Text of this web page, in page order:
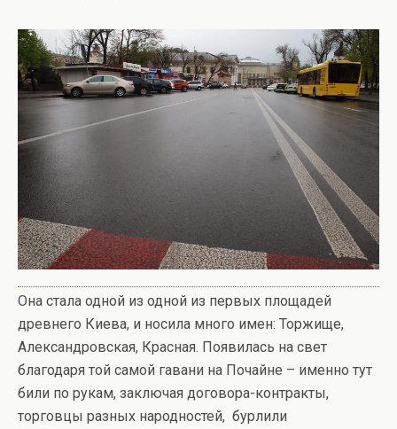
Она стала одной из одной из первых площадей
древнего Киева, и носила много имен: Торжище,
Александровская, Красная. Появилась на свет
благодаря той самой гавани на Почайне – именно тут
били по рукам, заключая договора-контракты,
торговцы разных народностей, бурлили